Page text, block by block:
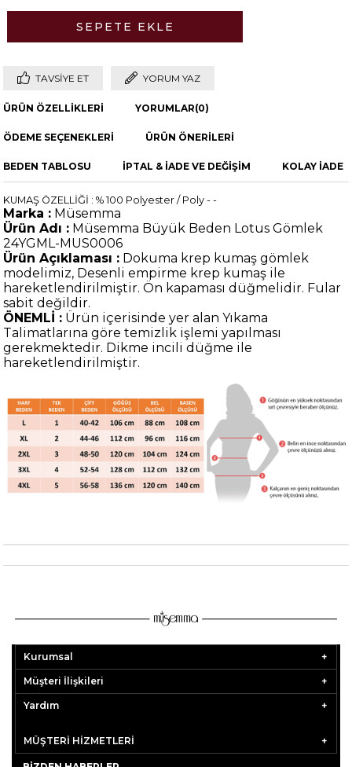
TAVSIYE ET YORUM YAZ
ÜRÜN ÖZELLIKLERI YORUMLAR(0)
ÖDEME SEÇENEKLERI ÜRÜN ÖNERILERI
BEDEN TABLOSU İPTAL & İADE VE DEĞİŞİM KOLAY İADE
KUMAŞ ÖZELLİĞİ : % 100 Polyester / Poly - -
Marka : Müsemma
Ürün Adı : Müsemma Büyük Beden Lotus Gömlek
24YGML-MUS0006
Ürün Açıklaması : Dokuma krep kumaş gömlek
modelimiz, Desenli empirme krep kumaş ile
hareketlendirilmiştir. Ön kapaması düğmelidir. Fular
sabit değildir.
ÖNEMLİ : Ürün içerisinde yer alan Yıkama
Talimatlarına göre temizlik işlemi yapılması
gerekmektedir. Dikme incili düğme ile
hareketlendirilmiştir.
Kurumsal
Müşteri İlişkileri
Yardım
MÜŞTERİ HİZMETLERİ